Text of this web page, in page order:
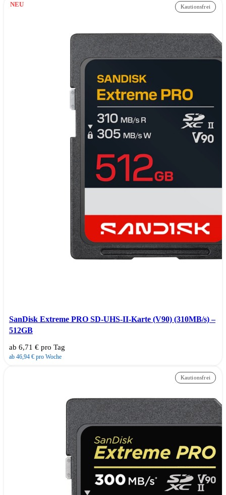
NEU Kautionsfrei
SanDisk Extreme PRO SD-UHS-II-Karte (V90) (310MB/s) –
512GB
ab 6,71 € pro Tag
ab 46,94 € pro Woche
Kautionsfrei